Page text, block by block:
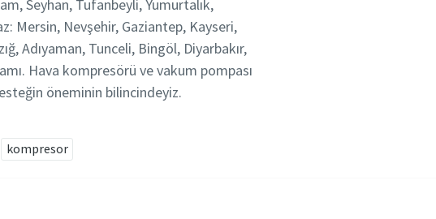
Seyhan, Tufanbeyli‎, Yumurtalık‎,
Mersin, Nevşehir, Gaziantep, Kayseri,
Adıyaman, Tunceli, Bingöl, Diyarbakır,
Hava kompresörü ve vakum pompası
öneminin bilincindeyiz.
kompresor